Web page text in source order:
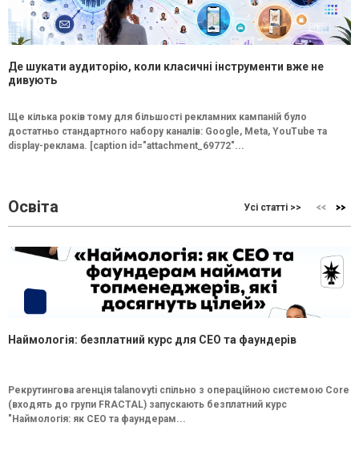
Де шукати аудиторію, коли класичні інструменти вже не
дивують
Ще кілька років тому для більшості рекламних кампаній було
достатньо стандартного набору каналів: Google, Meta, YouTube та
display-реклама. [caption id="attachment_69772"...
Освіта Усі статті >>
Наймологія: безплатний курс для CEO та фаундерів
Рекрутингова агенція talanovyti спільно з операційною системою Core
(входять до групи FRACTAL) запускають безплатний курс
"Наймологія: як СEO та фаундерам...